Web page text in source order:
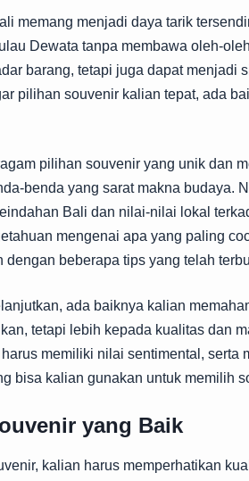
memang menjadi daya tarik
Dewata tanpa membawa oleh-
barang, tetapi juga dapat menjadi
pilihan souvenir kalian tepat, ada
pilihan souvenir yang unik dan
benda yang sarat makna budaya.
Bali dan nilai-nilai lokal
mengenai apa yang paling
dengan beberapa tips yang telah
ada baiknya kalian
tetapi lebih kepada kualitas dan
memiliki nilai sentimental, serta
bisa kalian gunakan untuk memilih
yang Baik
kalian harus memperhatikan